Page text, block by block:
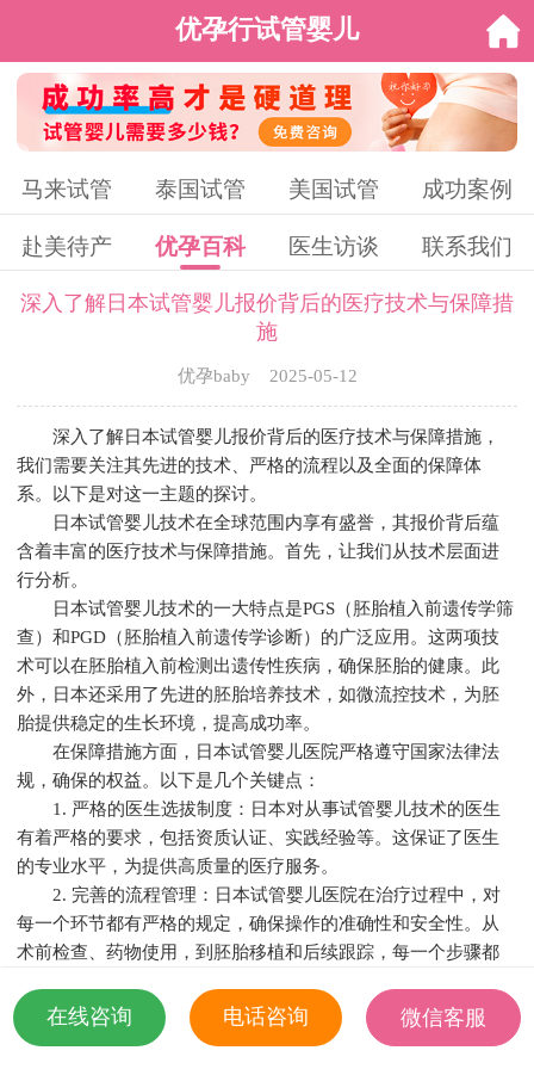
优孕行试管婴儿
马来试管 泰国试管 美国试管 成功案例
赴美待产 优孕百科 医生访谈 联系我们
深入了解日本试管婴儿报价背后的医疗技术与保障措
施
优孕baby 2025-05-12
深入了解日本试管婴儿报价背后的医疗技术与保障措施，
我们需要关注其先进的技术、严格的流程以及全面的保障体
系。以下是对这一主题的探讨。
日本试管婴儿技术在全球范围内享有盛誉，其报价背后蕴
含着丰富的医疗技术与保障措施。首先，让我们从技术层面进
行分析。
日本试管婴儿技术的一大特点是PGS（胚胎植入前遗传学筛
查）和PGD（胚胎植入前遗传学诊断）的广泛应用。这两项技
术可以在胚胎植入前检测出遗传性疾病，确保胚胎的健康。此
外，日本还采用了先进的胚胎培养技术，如微流控技术，为胚
胎提供稳定的生长环境，提高成功率。
在保障措施方面，日本试管婴儿医院严格遵守国家法律法
规，确保的权益。以下是几个关键点：
1. 严格的医生选拔制度：日本对从事试管婴儿技术的医生
有着严格的要求，包括资质认证、实践经验等。这保证了医生
的专业水平，为提供高质量的医疗服务。
2. 完善的流程管理：日本试管婴儿医院在治疗过程中，对
每一个环节都有严格的规定，确保操作的准确性和安全性。从
术前检查、药物使用，到胚胎移植和后续跟踪，每一个步骤都
3. 贴心的服务：日本试管婴儿医院注重的体验，提供个性
化治疗方案，尽量减少的痛苦。同时，医院还为提供心理辅
在线咨询 电话咨询
微信客服